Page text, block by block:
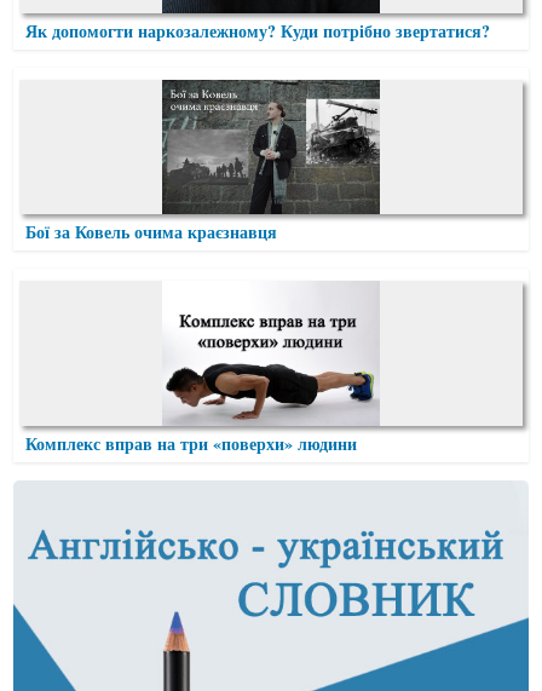
Як допомогти наркозалежному? Куди потрібно звертатися?
Бої за Ковель очима краєзнавця
Комплекс вправ на три «поверхи» людини